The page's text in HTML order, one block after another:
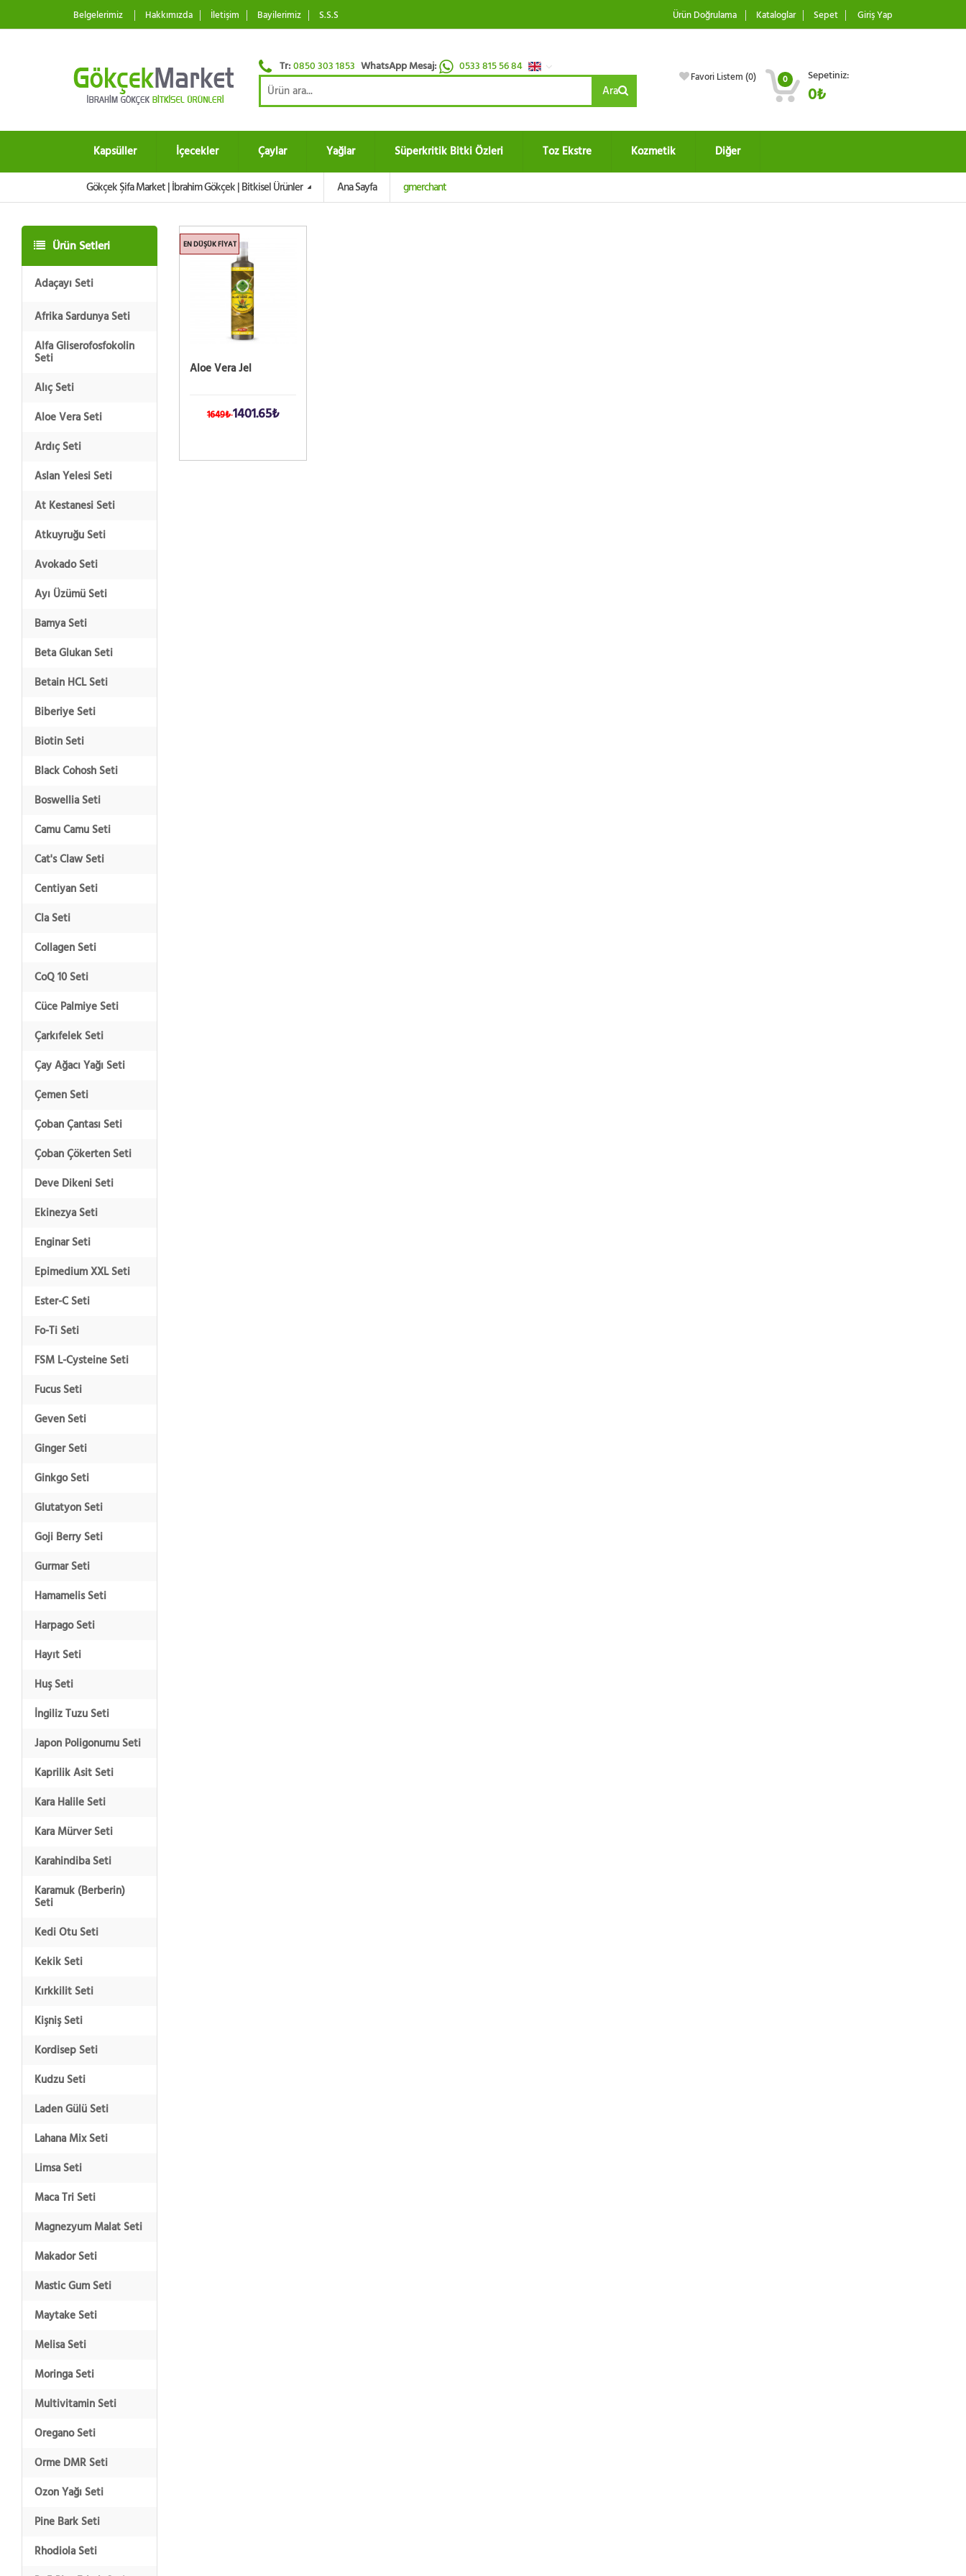
Belgelerimiz Hakkımızda İletişim Bayilerimiz S.S.S Ürün Doğrulama Kataloglar Sepet Giriş Yap
Tr:0850 303 1853 WhatsApp Mesaj: 0533 815 56 84
Ara
Favori Listem (0) 0 Sepetiniz:
0₺
Kapsüller İçecekler Çaylar Yağlar Süperkritik Bitki Özleri Toz Ekstre Kozmetik Diğer
Gökçek Şifa Market | İbrahim Gökçek | Bitkisel Ürünler Ana Sayfa gmerchant
Ürün Setleri
Adaçayı Seti
Afrika Sardunya Seti
Alfa Gliserofosfokolin
Seti
Alıç Seti
Aloe Vera Seti
Ardıç Seti
Aslan Yelesi Seti
At Kestanesi Seti
Atkuyruğu Seti
Avokado Seti
Ayı Üzümü Seti
Bamya Seti
Beta Glukan Seti
Betain HCL Seti
Biberiye Seti
Biotin Seti
Black Cohosh Seti
Boswellia Seti
Camu Camu Seti
Cat's Claw Seti
Centiyan Seti
Cla Seti
Collagen Seti
CoQ 10 Seti
Cüce Palmiye Seti
Çarkıfelek Seti
Çay Ağacı Yağı Seti
Çemen Seti
Çoban Çantası Seti
Çoban Çökerten Seti
Deve Dikeni Seti
Ekinezya Seti
Enginar Seti
Epimedium XXL Seti
Ester-C Seti
Fo-Ti Seti
FSM L-Cysteine Seti
Fucus Seti
Geven Seti
Ginger Seti
Ginkgo Seti
Glutatyon Seti
Goji Berry Seti
Gurmar Seti
Hamamelis Seti
Harpago Seti
Hayıt Seti
Huş Seti
İngiliz Tuzu Seti
Japon Poligonumu Seti
Kaprilik Asit Seti
Kara Halile Seti
Kara Mürver Seti
Karahindiba Seti
Karamuk (Berberin)
Seti
Kedi Otu Seti
Kekik Seti
Kırkkilit Seti
Kişniş Seti
Kordisep Seti
Kudzu Seti
Laden Gülü Seti
Lahana Mix Seti
Limsa Seti
Maca Tri Seti
Magnezyum Malat Seti
Makador Seti
Mastic Gum Seti
Maytake Seti
Melisa Seti
Moringa Seti
Multivitamin Seti
Oregano Seti
Orme DMR Seti
Ozon Yağı Seti
Pine Bark Seti
Rhodiola Seti
EN DÜŞÜK FIYAT
Aloe Vera Jel
1649₺1401.65₺